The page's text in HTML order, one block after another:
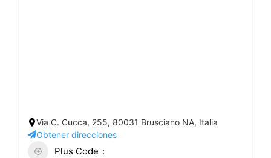
Via C. Cucca, 255, 80031 Brusciano NA, Italia
Obtener direcciones
Plus Code